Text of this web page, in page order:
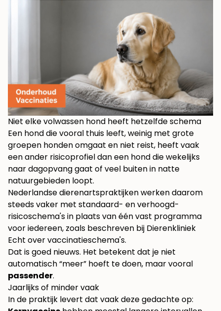
Niet elke volwassen hond heeft hetzelfde schema
Een hond die vooral thuis leeft, weinig met grote
groepen honden omgaat en niet reist, heeft vaak
een ander risicoprofiel dan een hond die wekelijks
naar dagopvang gaat of veel buiten in natte
natuurgebieden loopt.
Nederlandse dierenartspraktijken werken daarom
steeds vaker met standaard- en verhoogd-
risicoschema's in plaats van één vast programma
voor iedereen, zoals beschreven bij Dierenkliniek
Echt over vaccinatieschema's.
Dat is goed nieuws. Het betekent dat je niet
automatisch “meer” hoeft te doen, maar vooral
passender.
Jaarlijks of minder vaak
In de praktijk levert dat vaak deze gedachte op: